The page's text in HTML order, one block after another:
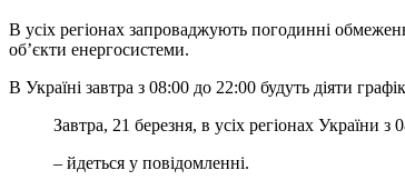
В усіх регіонах запроваджують погодинні
об’єкти енергосистеми.
В Україні завтра з 08:00 до 22:00 будуть діяти
Завтра, 21 березня, в усіх регіонах
– йдеться у повідомленні.